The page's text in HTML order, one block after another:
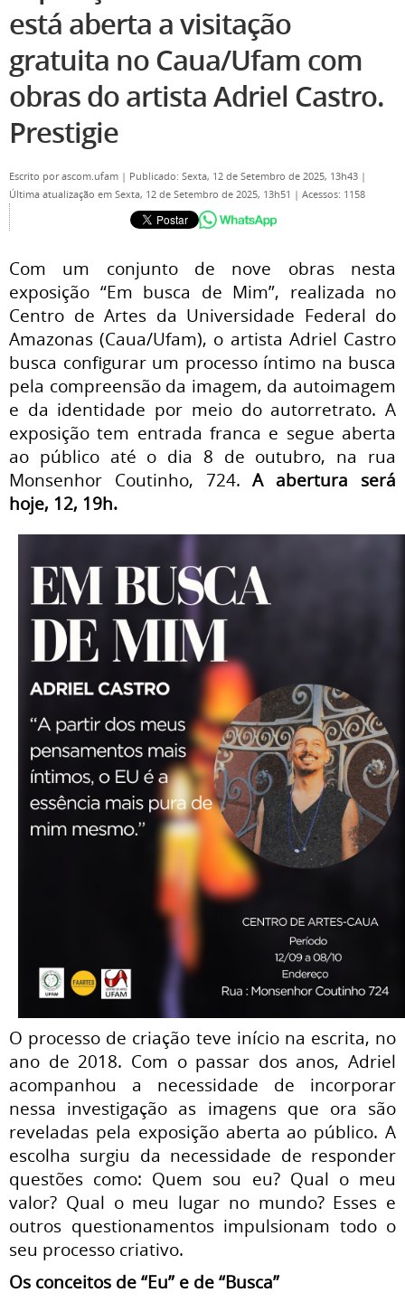
está aberta a visitação
gratuita no Caua/Ufam com
obras do artista Adriel Castro.
Prestigie
Escrito porascom.ufam | Publicado: Sexta, 12 de Setembro de 2025, 13h43 |
Última atualização em Sexta, 12 de Setembro de 2025, 13h51 | Acessos: 1158
Com um conjunto de nove obras nesta
exposição “Em busca de Mim”, realizada no
Centro de Artes da Universidade Federal do
Amazonas (Caua/Ufam), o artista Adriel Castro
busca configurar um processo íntimo na busca
pela compreensão da imagem, da autoimagem
e da identidade por meio do autorretrato. A
exposição tem entrada franca e segue aberta
ao público até o dia 8 de outubro, na rua
Monsenhor Coutinho, 724.A abertura será
hoje, 12, 19h.
O processo de criação teve início na escrita, no
ano de 2018. Com o passar dos anos, Adriel
acompanhou a necessidade de incorporar
nessa investigação as imagens que ora são
reveladas pela exposição aberta ao público. A
escolha surgiu da necessidade de responder
questões como: Quem sou eu? Qual o meu
valor? Qual o meu lugar no mundo? Esses e
outros questionamentos impulsionam todo o
seu processo criativo.
Os conceitos de “Eu” e de “Busca”